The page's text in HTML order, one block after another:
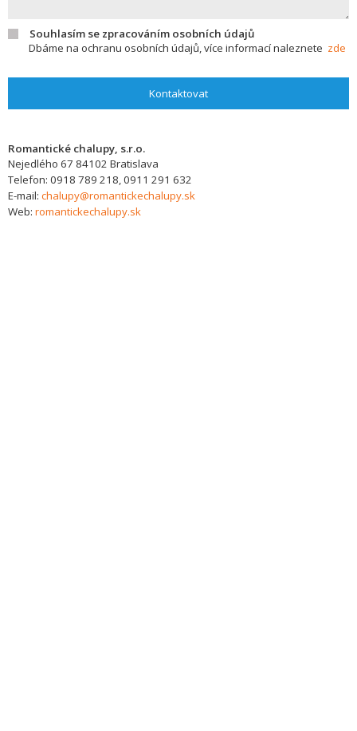
Souhlasím se zpracováním osobních údajů
Dbáme na ochranu osobních údajů, více informací naleznete zde
Kontaktovat
Romantické chalupy, s.r.o.
Nejedlého 67 84102 Bratislava
Telefon: 0918 789 218, 0911 291 632
E-mail: chalupy@romantickechalupy.sk
Web: romantickechalupy.sk